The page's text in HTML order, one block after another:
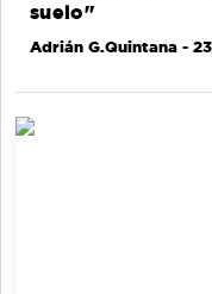
suelo"
Adrián G.Quintana -